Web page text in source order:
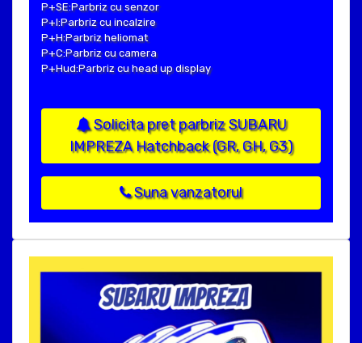
P+SE:Parbriz cu senzor
P+I:Parbriz cu incalzire
P+H:Parbriz heliomat
P+C:Parbriz cu camera
P+Hud:Parbriz cu head up display
Solicita pret parbriz SUBARU
IMPREZA Hatchback (GR, GH, G3)
Suna vanzatorul